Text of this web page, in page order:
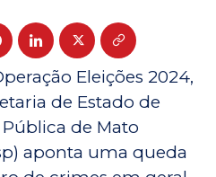
Eleições 2024,
de Estado de
de Mato
aponta uma queda